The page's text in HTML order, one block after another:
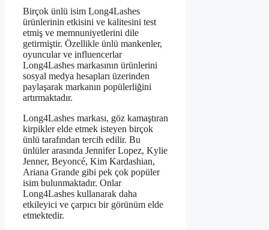
Birçok ünlü isim Long4Lashes
ürünlerinin etkisini ve kalitesini test
etmiş ve memnuniyetlerini dile
getirmiştir. Özellikle ünlü mankenler,
oyuncular ve influencerlar
Long4Lashes markasının ürünlerini
sosyal medya hesapları üzerinden
paylaşarak markanın popülerliğini
artırmaktadır.
Long4Lashes markası, göz kamaştıran
kirpikler elde etmek isteyen birçok
ünlü tarafından tercih edilir. Bu
ünlüler arasında Jennifer Lopez, Kylie
Jenner, Beyoncé, Kim Kardashian,
Ariana Grande gibi pek çok popüler
isim bulunmaktadır. Onlar
Long4Lashes kullanarak daha
etkileyici ve çarpıcı bir görünüm elde
etmektedir.